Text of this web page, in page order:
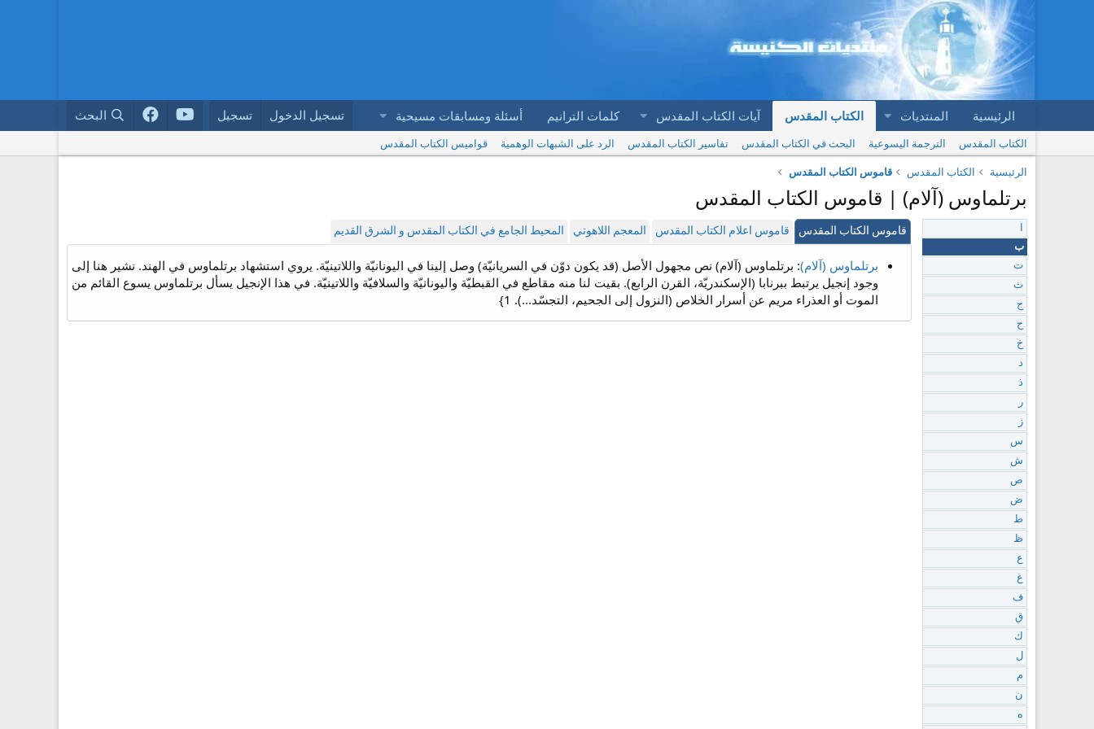
الرئيسية المنتديات الكتاب المقدس آيات الكتاب المقدس كلمات الترانيم أسئلة ومسابقات مسيحية تسجيل الدخول تسجيل البحث
الكتاب المقدس الترجمة اليسوعية البحث في الكتاب المقدس تفاسير الكتاب المقدس الرد على الشبهات الوهمية
قواميس الكتاب المقدس
الرئيسية
الكتاب المقدس قاموس الكتاب المقدس
برتلماوس (آلام) | قاموس الكتاب المقدس
قاموس الكتاب المقدس قاموس اعلام الكتاب المقدس المعجم اللاهوتي المحيط الجامع في الكتاب المقدس و الشرق القديم
برتلماوس (آلام): برتلماوس (آلام) نص مجهول الأصل (قد يكون دوّن في السريانيّة) وصل إلينا في اليونانيّة واللاتينيّة. يروي استشهاد برتلماوس في الهند. نشير هنا إلى
وجود إنجيل يرتبط ببرنابا (الإسكندريّة، القرن الرابع). بقيت لنا منه مقاطع في القبطيّة واليونانيّة والسلافيّة واللاتينيّة. في هذا الإنجيل يسأل برتلماوس يسوع القائم من
الموت أو العذراء مريم عن أسرار الخلاص (النزول إلى الجحيم، التجسّد...). 1}
ب
ت
ث
ج
ح
خ
د
ذ
ر
ز
س
ش
ص
ض
ط
ظ
ع
غ
ف
ق
ك
ل
م
ن
ه